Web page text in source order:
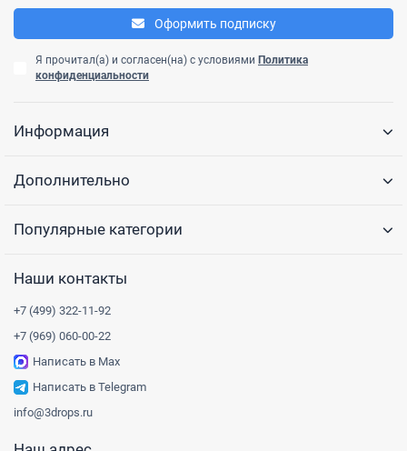
Оформить подписку
Я прочитал(а) и согласен(на) с условиями Политика
конфиденциальности
Информация
Дополнительно
Популярные категории
Наши контакты
+7 (499) 322-11-92
+7 (969) 060-00-22
Написать в Max
Написать в Telegram
info@3drops.ru